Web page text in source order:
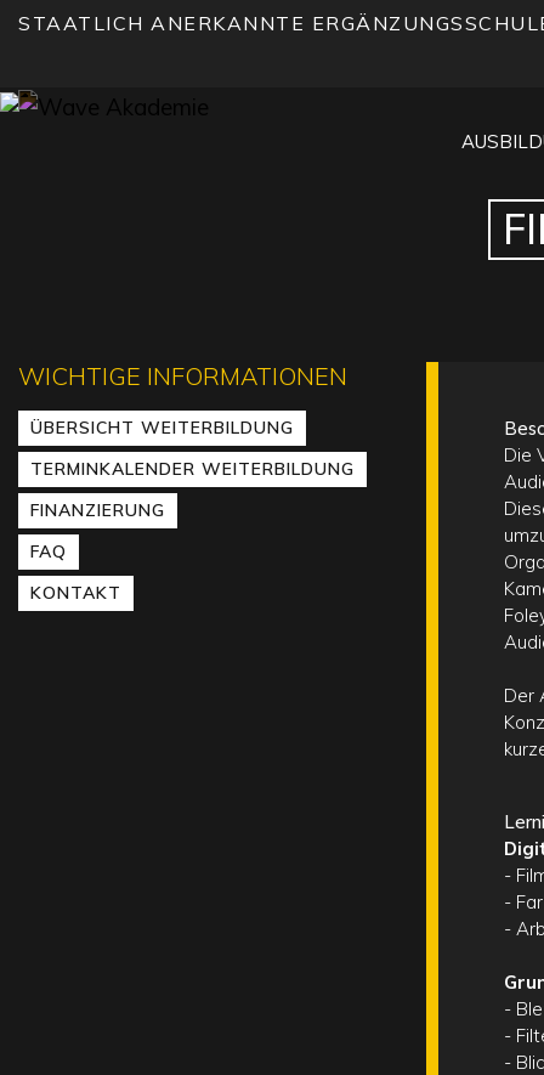
STAATLICH ANERKANNTE
WICHTIGE INFORMATIONEN
ÜBERSICHT WEITERBILDUNG
TERMINKALENDER WEITERBILDUNG
FINANZIERUNG
FAQ
KONTAKT
Die
Der
-
-
-
-
-
-